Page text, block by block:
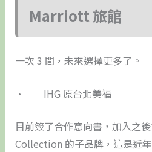
Marriott 旅館
一次 3 間，未來選擇更多了。
• IHG 原台北美福
目前簽了合作意向書，加入之
Collection 的子品牌，這是近